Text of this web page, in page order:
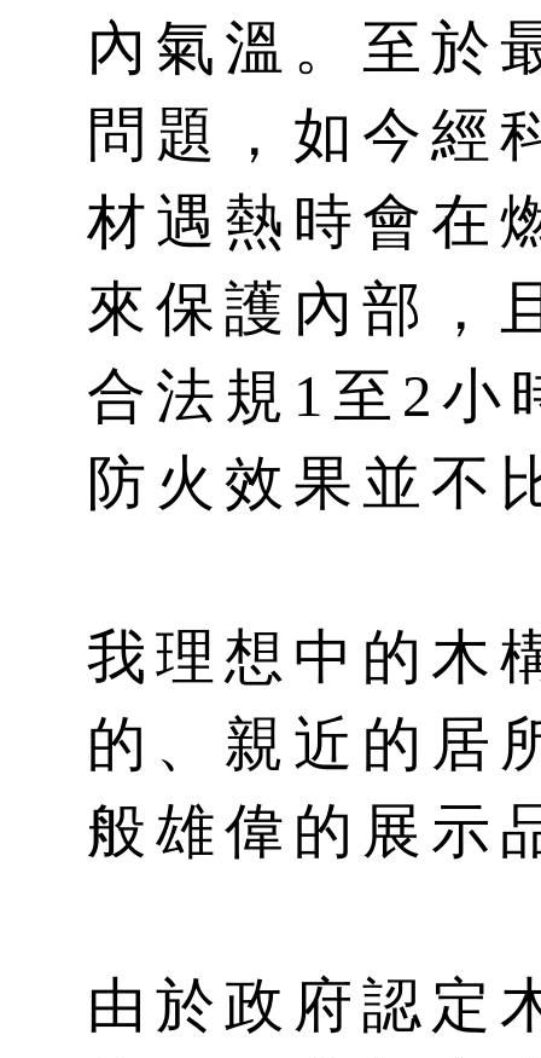
內氣溫。至於
問題，如今經
材遇熱時會在
來保護內部，
合法規1至2小
防火效果並不
我理想中的木
的、親近的居
般雄偉的展示
由於政府認定